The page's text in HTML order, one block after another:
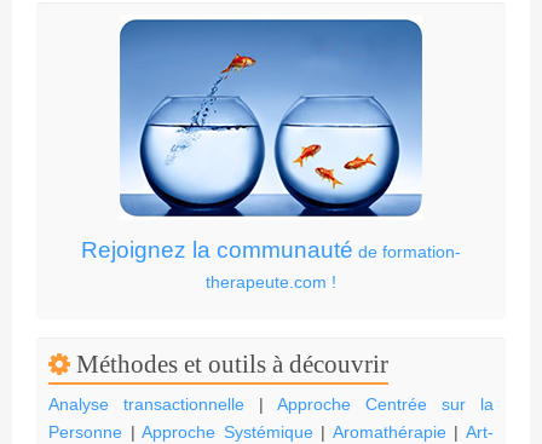
Rejoignez la communauté de formation-
therapeute.com !
Méthodes et outils à découvrir
Analyse transactionnelle | Approche Centrée sur la
Personne |Approche Systémique| Aromathérapie|Art-